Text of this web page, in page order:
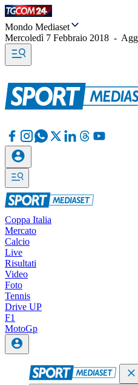
Mondo Mediaset
Mercoledì 7 Febbraio 2018 -
Coppa Italia
Mercato
Calcio
Live
Risultati
Video
Foto
Tennis
Drive UP
F1
MotoGp